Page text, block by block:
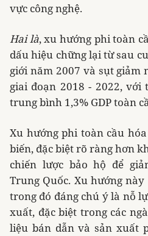
vực công nghệ.
Hai là, xu hướng phi toàn
dấu hiệu chững lại từ sau
giới năm 2007 và sụt giảm
giai đoạn 2018 - 2022, với
trung bình 1,3% GDP toàn
Xu hướng phi toàn cầu
biến, đặc biệt rõ ràng hơn
chiến lược bảo hộ để
Trung Quốc. Xu hướng
trong đó đáng chú ý là nỗ
xuất, đặc biệt trong các
liệu bán dẫn và sản xuất